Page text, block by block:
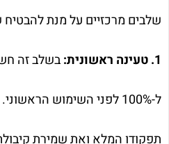
שלבים מרכזיים על מנת להבטיח
1. טעינה ראשונית: בשלב זה
ל-100% לפני השימוש
תפקודו המלא ואת שמירת